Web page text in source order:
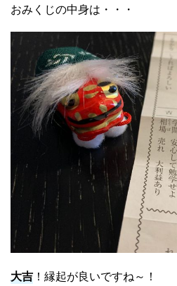
おみくじの中身は・・・
大吉 ！縁起が良いですね～！